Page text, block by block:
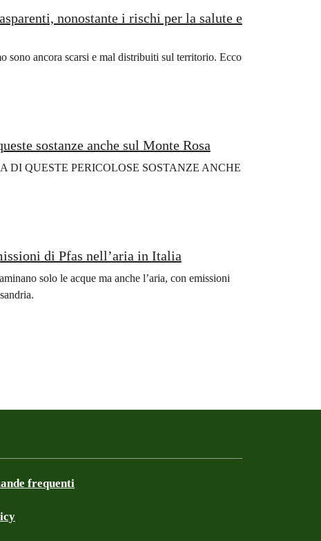
nonostante i rischi per la salute e
ancora scarsi e mal distribuiti sul territorio. Ecco
sostanze anche sul Monte Rosa
QUESTE PERICOLOSE SOSTANZE ANCHE
di Pfas nell’aria in Italia
solo le acque ma anche l’aria, con emissioni
frequenti